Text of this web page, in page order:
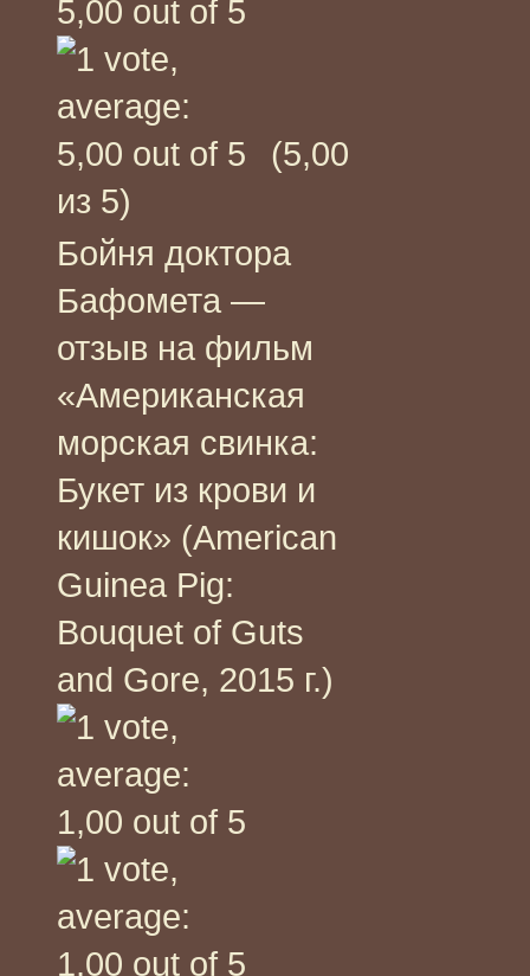
(5,00
из 5)
Бойня доктора
Бафомета —
отзыв на фильм
«Американская
морская свинка:
Букет из крови и
кишок» (American
Guinea Pig:
Bouquet of Guts
and Gore, 2015 г.)